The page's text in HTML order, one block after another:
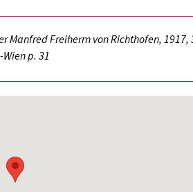
Manfred Freiherrn von Richthofen, 1917,
p. 31